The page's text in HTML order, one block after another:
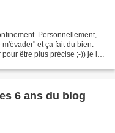
Personnellement,
et ça fait du bien.
être plus précise ;-)) je l'ai
6 ans du blog